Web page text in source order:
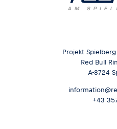
Projekt
Red Bull
A-8724
+43